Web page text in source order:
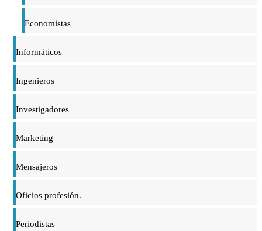
Economistas
Informáticos
Ingenieros
Investigadores
Marketing
Mensajeros
Oficios profesión.
Periodistas